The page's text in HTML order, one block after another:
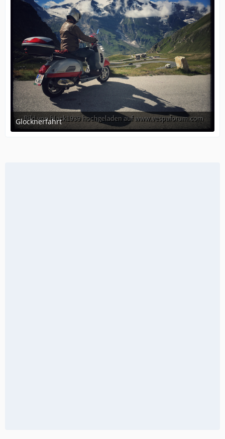
Glocknerfahrt
December 11, 2017 at 19:11